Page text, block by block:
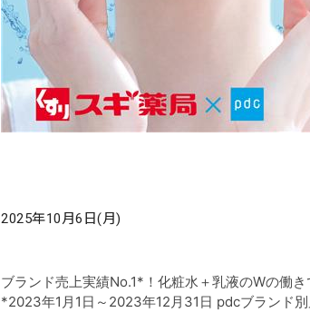
2025年10月6日(月)
ブランド売上実績No.1*！化粧水＋乳液のWの働
*2023年1月1日～2023年12月31日 pdcブランド